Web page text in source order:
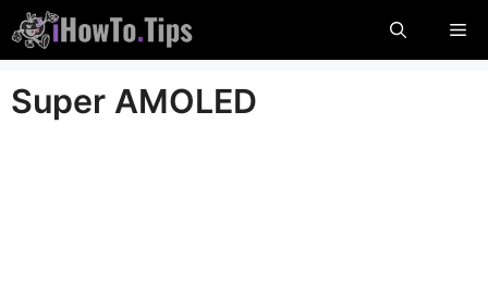
Hoppa
till
innehåll
Super AMOLED